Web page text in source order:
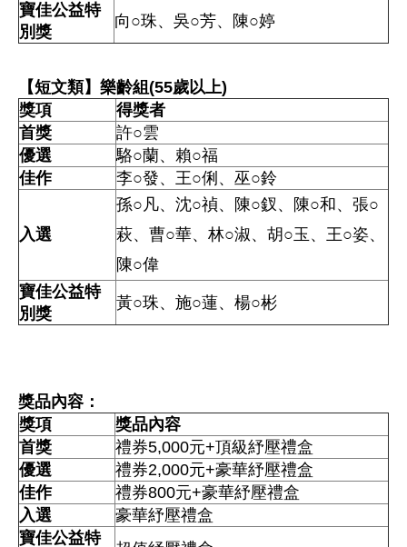
寶佳公益特
別獎
向○珠、吳○芳、陳○婷
【短文類】樂齡組(55歲以上)
獎項
得獎者
首獎
許○雲
優選
駱○蘭、賴○福
佳作
李○發、王○俐、巫○鈴
入選
孫○凡、沈○禎、陳○釵、陳○和、張○
萩、 曹○華、林○淑、胡○玉、王○姿、
陳○偉
寶佳公益特
別獎
黃○珠、施○蓮、楊○彬
獎品內容：
獎項
獎品內容
首獎
禮券5,000元+頂級紓壓禮盒
優選
禮券2,000元+豪華紓壓禮盒
佳作
禮券800元+豪華紓壓禮盒
入選
豪華紓壓禮盒
寶佳公益特